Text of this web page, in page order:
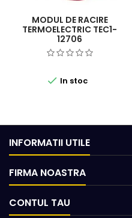
MODUL DE RACIRE
TERMOELECTRIC TEC1-
12706
 In stoc
INFORMATII UTILE
FIRMA NOASTRA
CONTUL TAU